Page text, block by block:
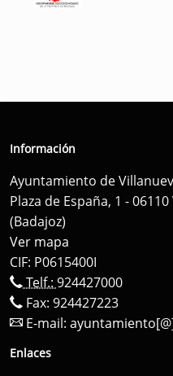
Información
Ayuntamiento de
Plaza de España, 1 -
(Badajoz)
Ver mapa
CIF: P0615400I
Telf.: 924427000
Fax: 924427223
E-mail:
Enlaces